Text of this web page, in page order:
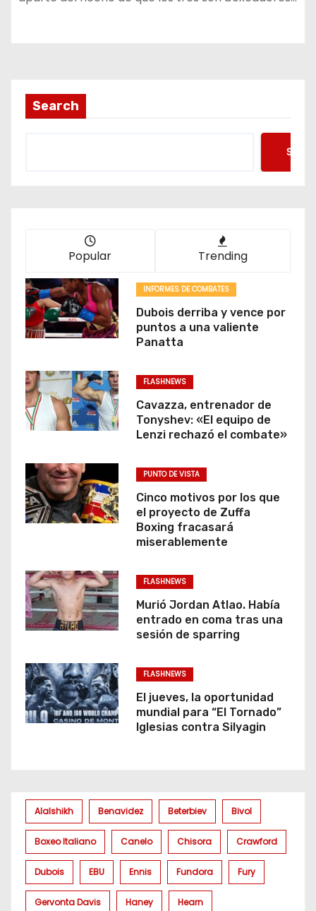
Search
Popular Trending
INFORMES DE COMBATES
Dubois derriba y vence por
puntos a una valiente
Panatta
FLASHNEWS
Cavazza, entrenador de
Tonyshev: «El equipo de
Lenzi rechazó el combate»
PUNTO DE VISTA
Cinco motivos por los que
el proyecto de Zuffa
Boxing fracasará
miserablemente
FLASHNEWS
Murió Jordan Atlao. Había
entrado en coma tras una
sesión de sparring
FLASHNEWS
El jueves, la oportunidad
mundial para “El Tornado”
Iglesias contra Silyagin
Alalshikh Benavidez Beterbiev Bivol
Boxeo Italiano Canelo Chisora Crawford
Dubois EBU Ennis Fundora Fury
Gervonta Davis Haney Hearn